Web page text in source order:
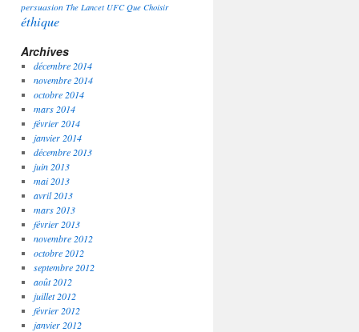
persuasion The Lancet UFC Que Choisir
éthique
Archives
décembre 2014
novembre 2014
octobre 2014
mars 2014
février 2014
janvier 2014
décembre 2013
juin 2013
mai 2013
avril 2013
mars 2013
février 2013
novembre 2012
octobre 2012
septembre 2012
août 2012
juillet 2012
février 2012
janvier 2012